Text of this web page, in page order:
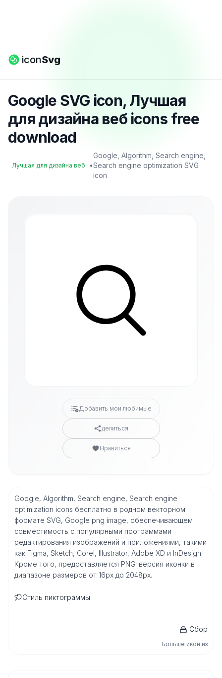
iconSvg
Google SVG icon, Лучшая
для дизайна веб icons free
download
Лучшая для дизайна веб •
Google, Algorithm, Search engine,
Search engine optimization SVG
icon
Добавить мои любимые
делиться
Нравиться
Google, Algorithm, Search engine, Search engine
optimization icons бесплатно в родном векторном
формате SVG, Google png image, обеспечивающем
совместимость с популярными программами
редактирования изображений и приложениями, такими
как Figma, Sketch, Corel, Illustrator, Adobe XD и InDesign.
Кроме того, предоставляется PNG-версия иконки в
диапазоне размеров от 16px до 2048px.
Стиль пиктограммы
Сбор
Больше икон из